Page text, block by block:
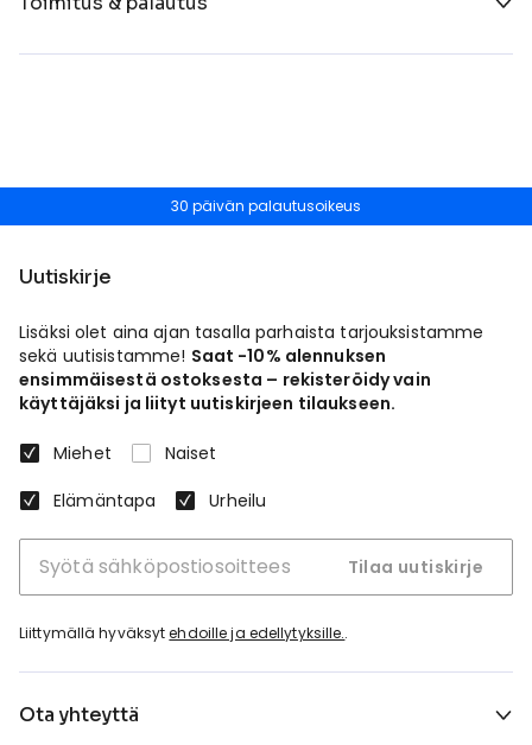
30 päivän palautusoikeus
Uutiskirje
Lisäksi olet aina ajan tasalla parhaista tarjouksistamme
sekä uutisistamme! Saat -10% alennuksen
ensimmäisestä ostoksesta – rekisteröidy vain
käyttäjäksi ja liityt uutiskirjeen tilaukseen.
Miehet
Naiset
Elämäntapa
Urheilu
Tilaa uutiskirje
Liittymällä hyväksytehdoille ja edellytyksille..
Ota yhteyttä